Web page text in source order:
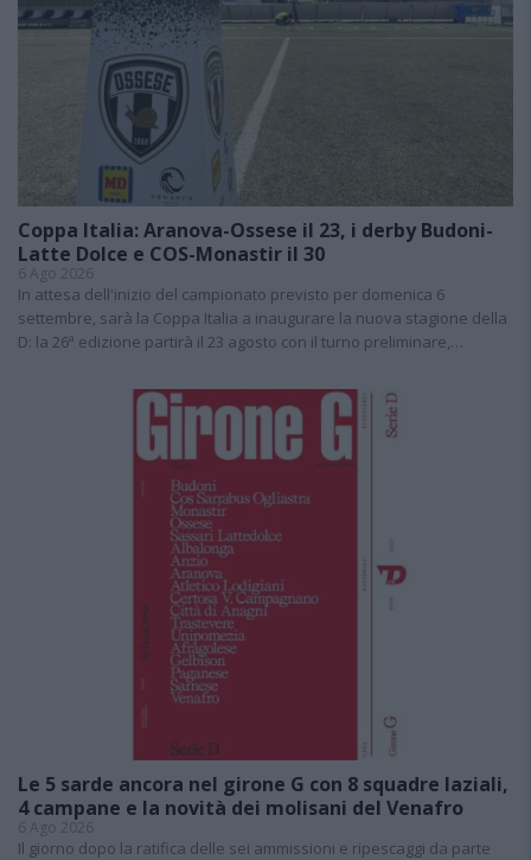
Coppa Italia: Aranova-Ossese il 23, i derby Budoni-
Latte Dolce e COS-Monastir il 30
6 Ago 2026
In attesa dell'inizio del campionato previsto per domenica 6
settembre, sarà la Coppa Italia a inaugurare la nuova stagione della
D: la 26ª edizione partirà il 23 agosto con il turno preliminare,…
Le 5 sarde ancora nel girone G con 8 squadre laziali,
4 campane e la novità dei molisani del Venafro
6 Ago 2026
Il giorno dopo la ratifica delle sei ammissioni e ripescaggi da parte